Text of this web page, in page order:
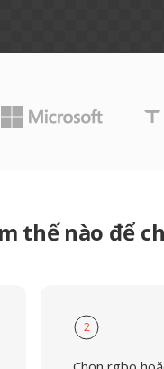
thế nào để
2